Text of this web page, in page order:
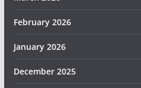
February 2026
January 2026
December 2025